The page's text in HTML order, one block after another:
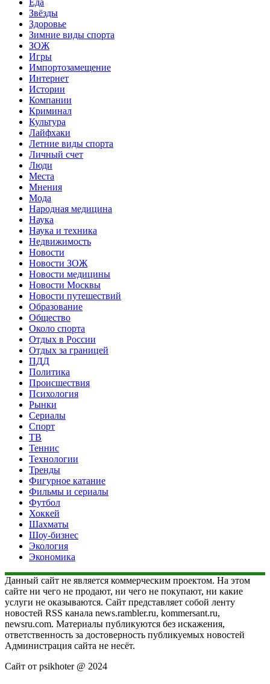
Звёзды
Здоровье
Зимние виды спорта
ЗОЖ
Игры
Импортозамещение
Интернет
Истории
Компании
Криминал
Культура
Лайфхаки
Летние виды спорта
Личный счет
Люди
Места
Мнения
Мода
Народная медицина
Наука
Наука и техника
Недвижимость
Новости
Новости ЗОЖ
Новости медицины
Новости Москвы
Новости путешествий
Образование
Общество
Около спорта
Отдых в России
Отдых за границей
ПДД
Политика
Происшествия
Психология
Рынки
Сериалы
Спорт
ТВ
Теннис
Технологии
Тренды
Фигурное катание
Фильмы и сериалы
Футбол
Хоккей
Шахматы
Шоу-бизнес
Экология
Экономика
Данный сайт не является коммерческим проектом. На этом
сайте ни чего не продают, ни чего не покупают, ни какие
услуги не оказываются. Сайт представляет собой ленту
новостей RSS канала news.rambler.ru, kommersant.ru,
newsru.com. Материалы публикуются без искажения,
ответственность за достоверность публикуемых новостей
Администрация сайта не несёт.
Сайт от psikhoter @ 2024